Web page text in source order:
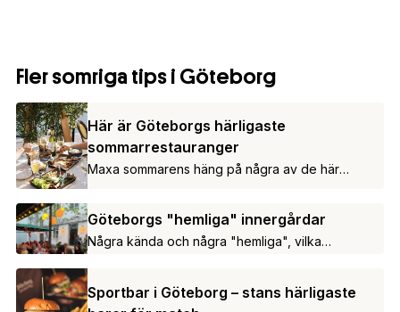
Fler somriga tips i Göteborg
Här är Göteborgs härligaste
sommarrestauranger
Maxa sommarens häng på några av de här
restaurangerna.
Göteborgs "hemliga" innergårdar
Några kända och några "hemliga", vilka
innergårdar känner du till sedan innan?
Sportbar i Göteborg – stans härligaste